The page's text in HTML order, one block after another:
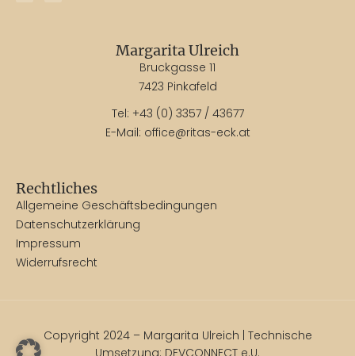
Margarita Ulreich
Bruckgasse 11
7423 Pinkafeld
Tel: +43 (0) 3357 / 43677
E-Mail: office@ritas-eck.at
Rechtliches
Allgemeine Geschäftsbedingungen
Datenschutzerklärung
Impressum
Widerrufsrecht
Copyright 2024 – Margarita Ulreich | Technische